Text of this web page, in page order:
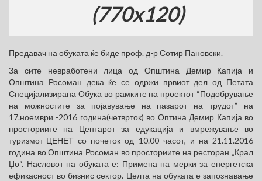
(770x120)
Предавач на обуката ќе биде проф. д-р Сотир Пановски.
За сите невработени лица од Општина Демир Капија и
Општина Росоман дека ќе се одржи првиот дел од Петата
Специјализирана Обука во рамките на проектот “Подобрување
на можностите за појавување на пазарот на трудот” на
17.ноември -2016 година(четврток) во Оптина Демир Капија во
просториите на Центарот за едукација и вмрежување во
туризмот-ЦЕНЕТ со почеток од 10.00 часот, и на 21.11.2016
година во Општина Росоман во просториите на ресторан „Крал
Џо“. Насловот на обуката е: Примена на мерки за енергетска
ефикасност во бизнис сектор. Целта на обуката е запознавање